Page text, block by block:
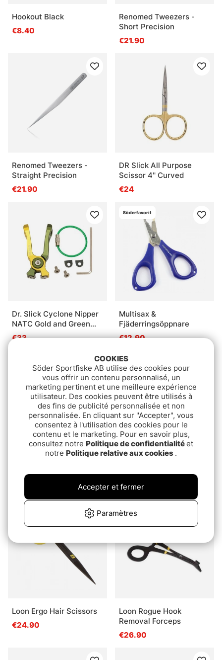
Hookout Black
€8.40
Renomed Tweezers -
Short Precision
€21.90
Renomed Tweezers -
Straight Precision
€21.90
DR Slick All Purpose
Scissor 4'' Curved
€24
Dr. Slick Cyclone Nipper
NATC Gold and Green
Aluminum Frame
€33
Söderfavorit
Multisax &
Fjäderringsöppnare
€12.90
Straight (TS-2)
€32.90
Loon Ergo Hair Scissors
€24.90
Loon Rogue Hook
Removal Forceps
€26.90
COOKIES
Söder Sportfiske AB utilise des cookies pour
vous offrir un contenu personnalisé, un
marketing pertinent et une meilleure expérience
utilisateur. Des cookies peuvent être utilisés à
des fins de publicité personnalisée et non
personnalisée. En cliquant sur "Accepter", vous
consentez à l'utilisation des cookies pour le
contenu et le marketing. Pour en savoir plus,
consultez notre Politique de confidentialitéet
notre Politique relative aux cookies .
Paramètres
Accepter et fermer